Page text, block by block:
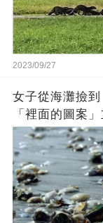
2023/09/27
女子從海灘撿
「裡面的圖案